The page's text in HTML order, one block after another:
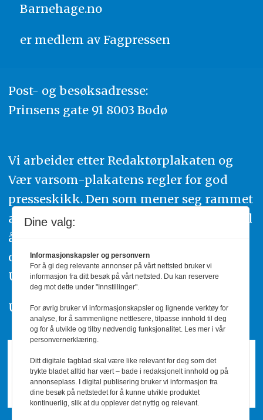
Barnehage.no
er medlem av Fagpressen
Post- og besøksadresse:
Prinsens gate 91 8003 Bodø
Vi arbeider etter Redaktørplakaten og
Vær varsom-plakatens regler for god
presseskikk. Den som mener seg rammet
av urettmessig publisering, oppfordres til
å ta kontakt med redaksjonen. Du kan
også klage inn saker til Pressens Faglige
Utvalg,www.pfu.no.
Utgiver: PBL
Dine valg:
Informasjonskapsler og personvern
For å gi deg relevante annonser på vårt nettsted bruker vi
informasjon fra ditt besøk på vårt nettsted. Du kan reservere
deg mot dette under "Innstillinger".
For øvrig bruker vi informasjonskapsler og lignende verktøy for
analyse, for å sammenligne nettlesere, tilpasse innhold til deg
og for å utvikle og tilby nødvendig funksjonalitet. Les mer i vår
personvernerklæring.
Ditt digitale fagblad skal være like relevant for deg som det
trykte bladet alltid har vært – bade i redaksjonelt innhold og på
annonseplass. I digital publisering bruker vi informasjon fra
dine besøk på nettstedet for å kunne utvikle produktet
kontinuerlig, slik at du opplever det nyttig og relevant.